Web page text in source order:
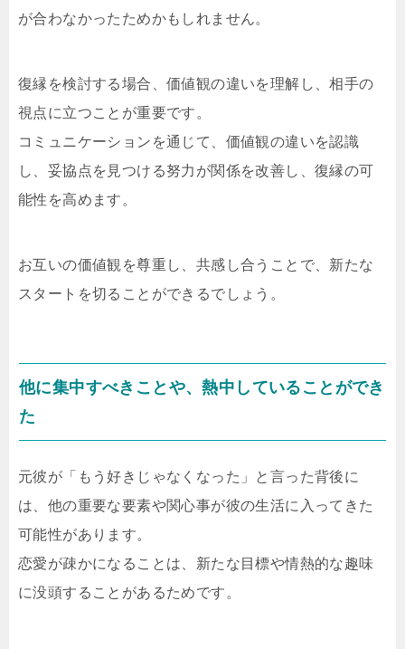
が合わなかったためかもしれません。
復縁を検討する場合、価値観の違いを理解し、相手の
視点に立つことが重要です。
コミュニケーションを通じて、価値観の違いを認識
し、妥協点を見つける努力が関係を改善し、復縁の可
能性を高めます。
お互いの価値観を尊重し、共感し合うことで、新たな
スタートを切ることができるでしょう。
他に集中すべきことや、熱中していることができ
た
元彼が「もう好きじゃなくなった」と言った背後に
は、他の重要な要素や関心事が彼の生活に入ってきた
可能性があります。
恋愛が疎かになることは、新たな目標や情熱的な趣味
に没頭することがあるためです。